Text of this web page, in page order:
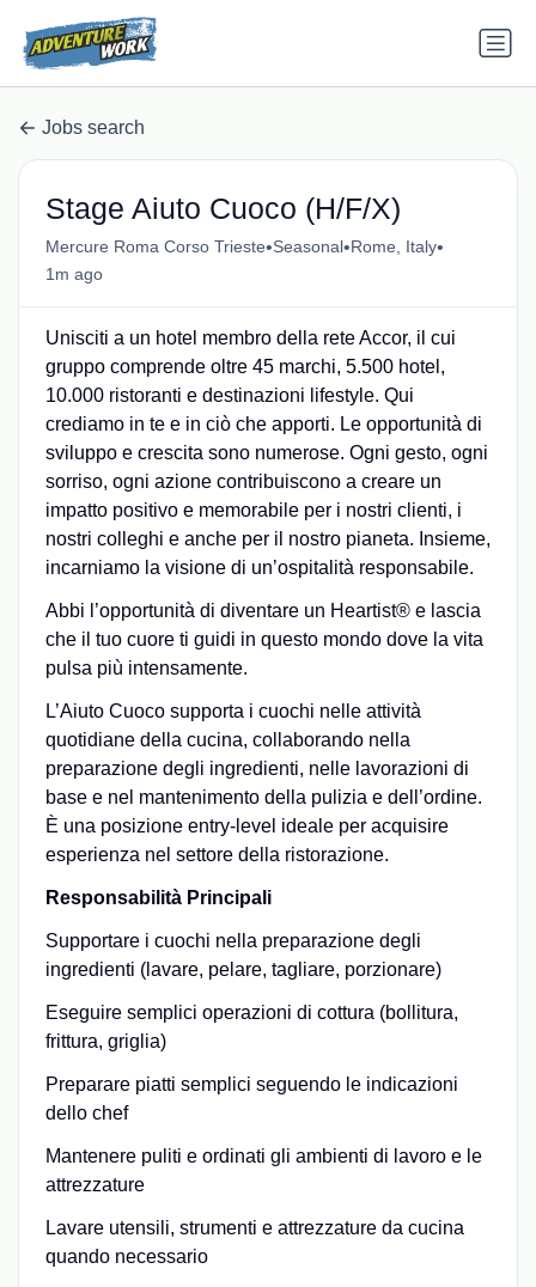
Jobs search
Stage Aiuto Cuoco (H/F/X)
Mercure Roma Corso Trieste•Seasonal•Rome, Italy•
1m ago
Unisciti a un hotel membro della rete Accor, il cui
gruppo comprende oltre 45 marchi, 5.500 hotel,
10.000 ristoranti e destinazioni lifestyle. Qui
crediamo in te e in ciò che apporti. Le opportunità di
sviluppo e crescita sono numerose. Ogni gesto, ogni
sorriso, ogni azione contribuiscono a creare un
impatto positivo e memorabile per i nostri clienti, i
nostri colleghi e anche per il nostro pianeta. Insieme,
incarniamo la visione di un’ospitalità responsabile.
Abbi l’opportunità di diventare un Heartist® e lascia
che il tuo cuore ti guidi in questo mondo dove la vita
pulsa più intensamente.
L’Aiuto Cuoco supporta i cuochi nelle attività
quotidiane della cucina, collaborando nella
preparazione degli ingredienti, nelle lavorazioni di
base e nel mantenimento della pulizia e dell’ordine.
È una posizione entry-level ideale per acquisire
esperienza nel settore della ristorazione.
Responsabilità Principali
Supportare i cuochi nella preparazione degli
ingredienti (lavare, pelare, tagliare, porzionare)
Eseguire semplici operazioni di cottura (bollitura,
frittura, griglia)
Preparare piatti semplici seguendo le indicazioni
dello chef
Mantenere puliti e ordinati gli ambienti di lavoro e le
attrezzature
Lavare utensili, strumenti e attrezzature da cucina
quando necessario